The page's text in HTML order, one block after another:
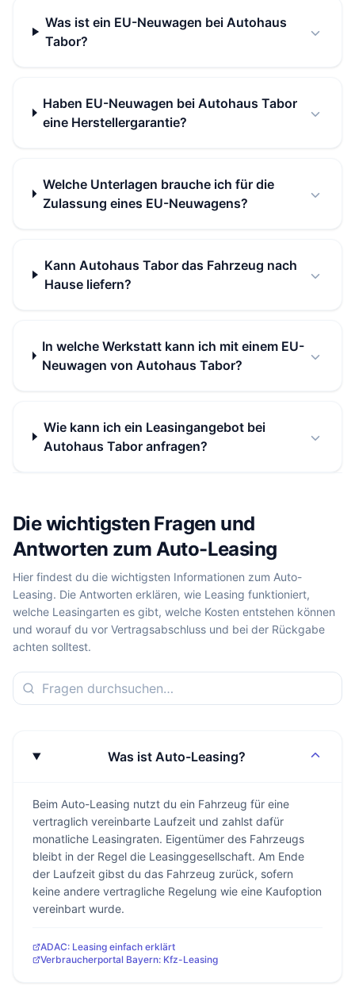
Was ist ein EU-Neuwagen bei Autohaus
Tabor?
Haben EU-Neuwagen bei Autohaus Tabor
eine Herstellergarantie?
Welche Unterlagen brauche ich für die
Zulassung eines EU-Neuwagens?
Kann Autohaus Tabor das Fahrzeug nach
Hause liefern?
In welche Werkstatt kann ich mit einem EU-
Neuwagen von Autohaus Tabor?
Wie kann ich ein Leasingangebot bei
Autohaus Tabor anfragen?
Die wichtigsten Fragen und
Antworten zum Auto-Leasing
Hier findest du die wichtigsten Informationen zum Auto-
Leasing. Die Antworten erklären, wie Leasing funktioniert,
welche Leasingarten es gibt, welche Kosten entstehen können
und worauf du vor Vertragsabschluss und bei der Rückgabe
achten solltest.
Was ist Auto-Leasing?
Beim Auto-Leasing nutzt du ein Fahrzeug für eine
vertraglich vereinbarte Laufzeit und zahlst dafür
monatliche Leasingraten. Eigentümer des Fahrzeugs
bleibt in der Regel die Leasinggesellschaft. Am Ende
der Laufzeit gibst du das Fahrzeug zurück, sofern
keine andere vertragliche Regelung wie eine Kaufoption
vereinbart wurde.
ADAC: Leasing einfach erklärt
Verbraucherportal Bayern: Kfz-Leasing